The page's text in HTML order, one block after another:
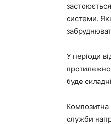
системи.
У періоди
буде
Композитна
служби